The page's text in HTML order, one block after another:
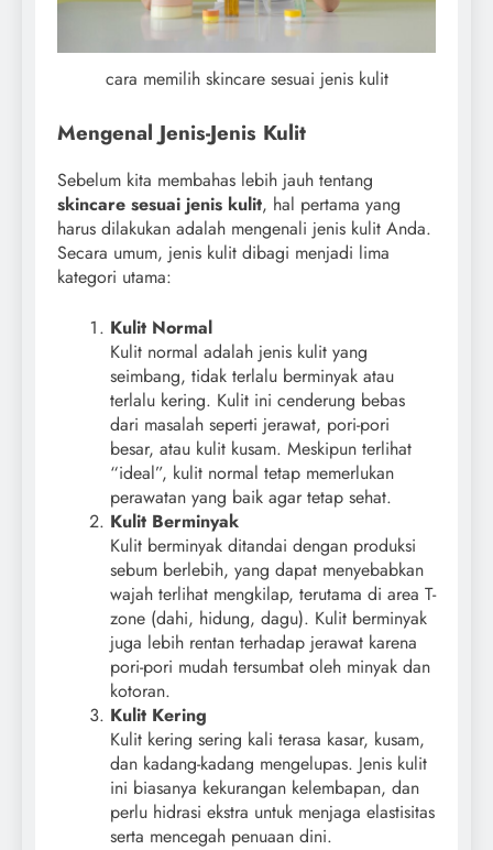
cara memilih skincare sesuai jenis kulit
Mengenal Jenis-Jenis Kulit
Sebelum kita membahas lebih jauh tentang
skincare sesuai jenis kulit, hal pertama yang
harus dilakukan adalah mengenali jenis kulit Anda.
Secara umum, jenis kulit dibagi menjadi lima
kategori utama:
Kulit Normal
Kulit normal adalah jenis kulit yang
seimbang, tidak terlalu berminyak atau
terlalu kering. Kulit ini cenderung bebas
dari masalah seperti jerawat, pori-pori
besar, atau kulit kusam. Meskipun terlihat
“ideal”, kulit normal tetap memerlukan
perawatan yang baik agar tetap sehat.
Kulit Berminyak
Kulit berminyak ditandai dengan produksi
sebum berlebih, yang dapat menyebabkan
wajah terlihat mengkilap, terutama di area T-
zone (dahi, hidung, dagu). Kulit berminyak
juga lebih rentan terhadap jerawat karena
pori-pori mudah tersumbat oleh minyak dan
kotoran.
Kulit Kering
Kulit kering sering kali terasa kasar, kusam,
dan kadang-kadang mengelupas. Jenis kulit
ini biasanya kekurangan kelembapan, dan
perlu hidrasi ekstra untuk menjaga elastisitas
serta mencegah penuaan dini.